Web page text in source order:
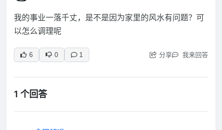
我的事业一落千丈，是不是因为家里的风水有问题？可
以怎么调理呢
6 0 1 分享 我来回答
1 个回答